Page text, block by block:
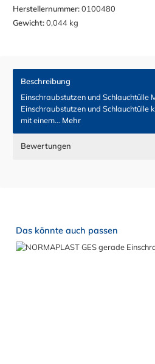
Herstellernummer:0100480
Gewicht:0,044 kg
Beschreibung
Einschraubstutzen und Schlauchtülle
Einschraubstutzen und Schlauchtülle
mit einem… Mehr
Bewertungen
Produktgalerie überspringen
Das könnte auch passen